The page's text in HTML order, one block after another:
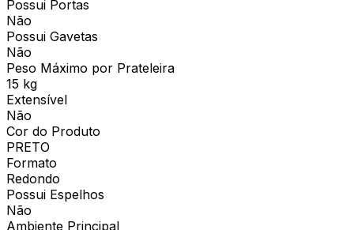
Possui Portas
Não
Possui Gavetas
Não
Peso Máximo por Prateleira
15 kg
Extensível
Não
Cor do Produto
PRETO
Formato
Redondo
Possui Espelhos
Não
Ambiente Principal